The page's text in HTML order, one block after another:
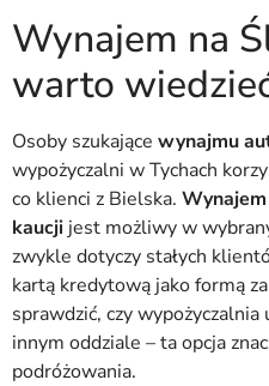
Wynajem na
warto
Osoby szukające wynajmu
wypożyczalni w Tychach
co klienci z Bielska.
kaucji jest możliwy w
zwykle dotyczy stałych
kartą kredytową jako formą
sprawdzić, czy
innym oddziale – ta opcja
podróżowania.